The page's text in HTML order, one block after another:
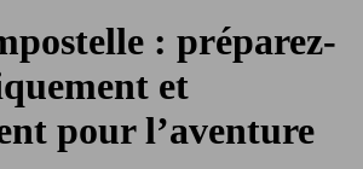
: préparez-
et
pour l’aventure